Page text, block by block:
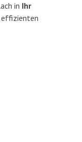
in Ihr
effizienten